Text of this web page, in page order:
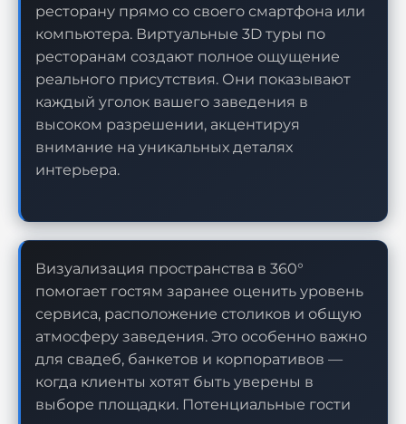
ресторану прямо со своего смартфона или
компьютера. Виртуальные 3D туры по
ресторанам создают полное ощущение
реального присутствия. Они показывают
каждый уголок вашего заведения в
высоком разрешении, акцентируя
внимание на уникальных деталях
интерьера.
Визуализация пространства в 360°
помогает гостям заранее оценить уровень
сервиса, расположение столиков и общую
атмосферу заведения. Это особенно важно
для свадеб, банкетов и корпоративов —
когда клиенты хотят быть уверены в
выборе площадки. Потенциальные гости